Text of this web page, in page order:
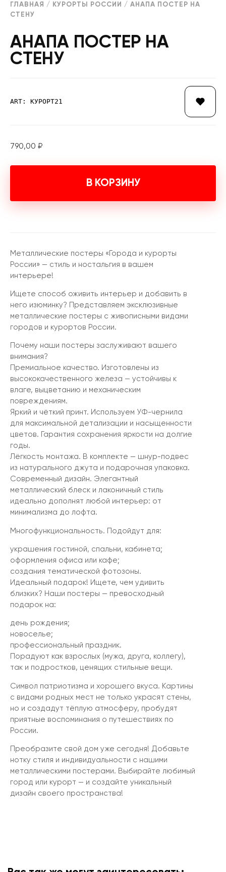
ГЛАВНАЯ / КУРОРТЫ РОССИИ / АНАПА ПОСТЕР НА
СТЕНУ
АНАПА ПОСТЕР НА
СТЕНУ
ART: КУРОРТ21
790,00 ₽
В КОРЗИНУ
Металлические постеры «Города и курорты
России» — стиль и ностальгия в вашем
интерьере!
Ищете способ оживить интерьер и добавить в
него изюминку? Представляем эксклюзивные
металлические постеры с живописными видами
городов и курортов России.
Почему наши постеры заслуживают вашего
внимания?
Премиальное качество. Изготовлены из
высококачественного железа — устойчивы к
влаге, выцветанию и механическим
повреждениям.
Яркий и чёткий принт. Используем УФ-чернила
для максимальной детализации и насыщенности
цветов. Гарантия сохранения яркости на долгие
годы.
Лёгкость монтажа. В комплекте — шнур-подвес
из натурального джута и подарочная упаковка.
Современный дизайн. Элегантный
металлический блеск и лаконичный стиль
идеально дополнят любой интерьер: от
минимализма до лофта.
Многофункциональность. Подойдут для:
украшения гостиной, спальни, кабинета;
оформления офиса или кафе;
создания тематической фотозоны.
Идеальный подарок! Ищете, чем удивить
близких? Наши постеры — превосходный
подарок на:
день рождения;
новоселье;
профессиональный праздник.
Порадуют как взрослых (мужа, друга, коллегу),
так и подростков, ценящих стильные вещи.
Символ патриотизма и хорошего вкуса. Картины
с видами родных мест не только украсят стены,
но и создадут тёплую атмосферу, пробудят
приятные воспоминания о путешествиях по
России.
Преобразите свой дом уже сегодня! Добавьте
нотку стиля и индивидуальности с нашими
металлическими постерами. Выбирайте любимый
город или курорт — и создайте уникальный
дизайн своего пространства!